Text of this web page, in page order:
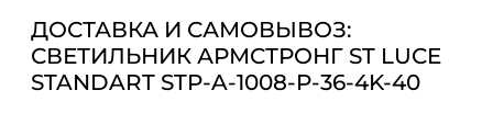
ДОСТАВКА И САМОВЫВОЗ:
СВЕТИЛЬНИК АРМСТРОНГ ST LUCE
STANDART STP-A-1008-P-36-4K-40